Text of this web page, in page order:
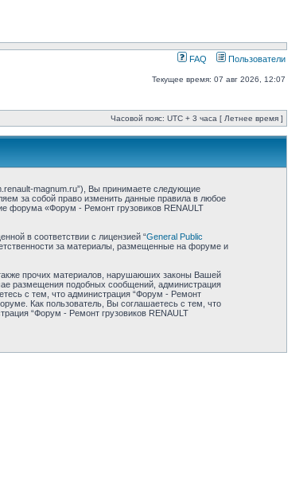
FAQ Пользователи
Текущее время: 07 авг 2026, 12:07
Часовой пояс: UTC + 3 часа [ Летнее время ]
magnum.ru”), Вы принимаете следующие
за собой право изменить данные правила в любое
форума «Форум - Ремонт грузовиков RENAULT
в соответствии с лицензией “General Public
за материалы, размещенные на форуме и
прочих материалов, нарушаюших законы Вашей
размещения подобных сообщений, администрация
с тем, что администрация “Форум - Ремонт
Как пользователь, Вы соглашаетесь с тем, что
“Форум - Ремонт грузовиков RENAULT